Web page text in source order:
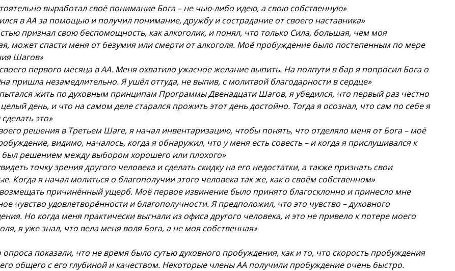
выработал своё понимание Бога – не чью-либо идею, а свою собственную»
в АА за помощью и получил понимание, дружбу и сострадание от своего наставника»
признал свою беспомощность, как алкоголик, и понял, что только Сила, большая, чем моя
может спасти меня от безумия или смерти от алкоголя. Моё пробуждение было постепенным по мере
Шагов»
первого месяца в АА. Меня охватило ужасное желание выпить. На полпути в бар я попросил Бога о
пришла незамедлительно. Я ушёл оттуда, не выпив, с молитвой благодарности в сердце»
жить по духовным принципам Программы Двенадцати Шагов, я убедился, что первый раз честно
день, и что на самом деле старался прожить этот день достойно. Тогда я осознал, что сам по себе я
это»
решения в Третьем Шаге, я начал инвентаризацию, чтобы понять, что отделяло меня от Бога – моё
видимо, началось, когда я обнаружил, что у меня есть совесть – и когда я прислушивался к
был решением между выбором хорошего или плохого»
точку зрения другого человека и сделать скидку на его недостатки, а также признать свои
Когда я начал молиться о благополучии этого человека так же, как о своём собственном»
причинённый ущерб. Моё первое извинение было принято благосклонно и принесло мне
чувство удовлетворённости и благополучности. Я предположил, что это чувство – духовного
Но когда меня практически выгнали из офиса другого человека, и это не привело к потере моего
я уже знал, что вела меня воля Бога, а не моя собственная»
показали, что не время было сутью духовного пробуждения, как и то, что скорость пробуждения
общего с его глубиной и качеством. Некоторые члены АА получили пробуждение очень быстро.